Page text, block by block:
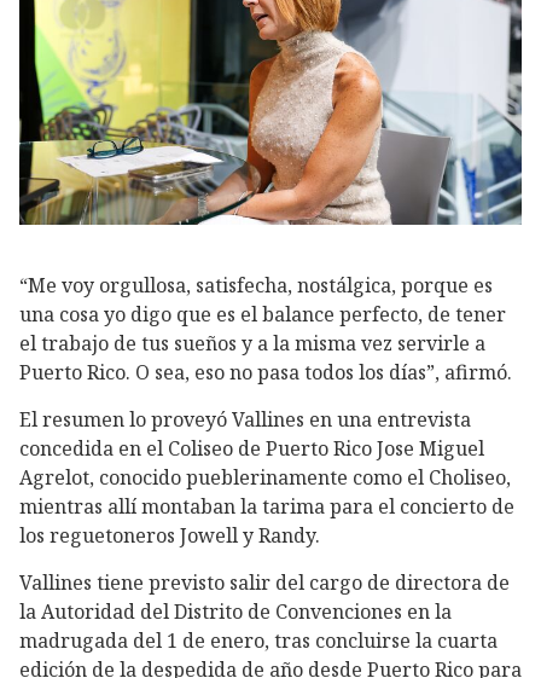
“Me voy orgullosa, satisfecha, nostálgica, porque es
una cosa yo digo que es el balance perfecto, de tener
el trabajo de tus sueños y a la misma vez servirle a
Puerto Rico. O sea, eso no pasa todos los días”, afirmó.
El resumen lo proveyó Vallines en una entrevista
concedida en el Coliseo de Puerto Rico Jose Miguel
Agrelot, conocido pueblerinamente como el Choliseo,
mientras allí montaban la tarima para el concierto de
los reguetoneros Jowell y Randy.
Vallines tiene previsto salir del cargo de directora de
la Autoridad del Distrito de Convenciones en la
madrugada del 1 de enero, tras concluirse la cuarta
edición de la despedida de año desde Puerto Rico para